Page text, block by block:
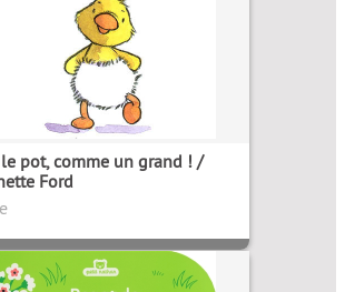
pot, comme un grand ! /
Ford